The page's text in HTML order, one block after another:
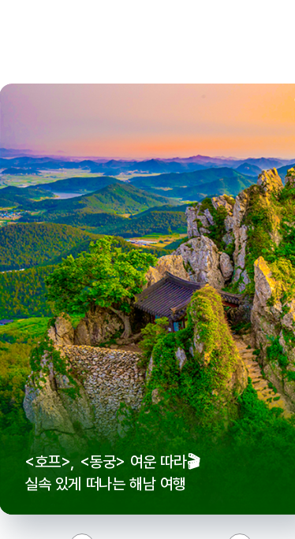
<호프>, <동궁> 여운 따라🎬
실속 있게 떠나는 해남 여행
로컬 감성 수집!
전국 로컬 기념품숍